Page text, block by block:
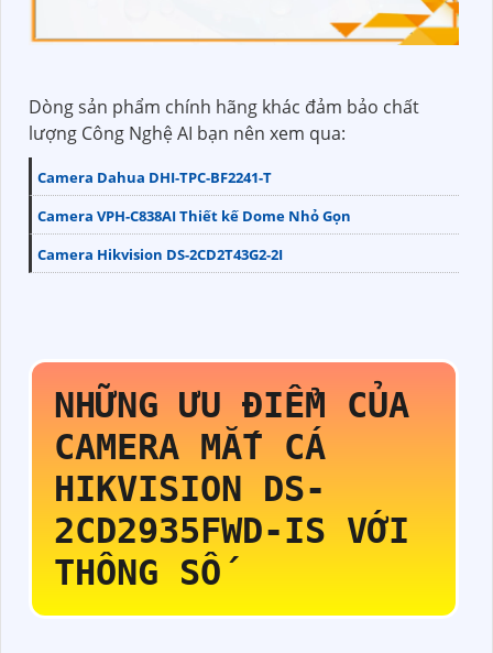
Dòng sản phẩm chính hãng khác đảm bảo chất
lượng Công Nghệ AI bạn nên xem qua:
Camera Dahua DHI-TPC-BF2241-T
Camera VPH-C838AI Thiết kế Dome Nhỏ Gọn
Camera Hikvision DS-2CD2T43G2-2I
NHỮNG ƯU ĐIỂM CỦA
CAMERA MẮT CÁ
HIKVISION DS-
2CD2935FWD-IS VỚI
THÔNG SỐ